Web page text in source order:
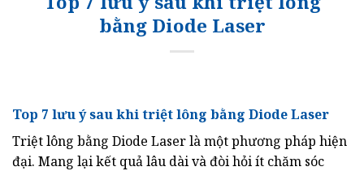
bằng Diode Laser
Top 7 lưu ý sau khi triệt lông bằng Diode Laser
Triệt lông bằng Diode Laser là một phương pháp hiện
đại. Mang lại kết quả lâu dài và đòi hỏi ít chăm sóc